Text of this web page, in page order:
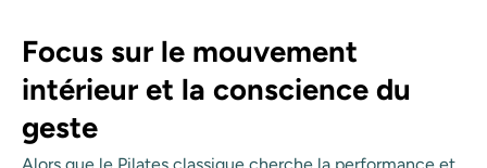
Focus sur le mouvement
intérieur et la conscience du
geste